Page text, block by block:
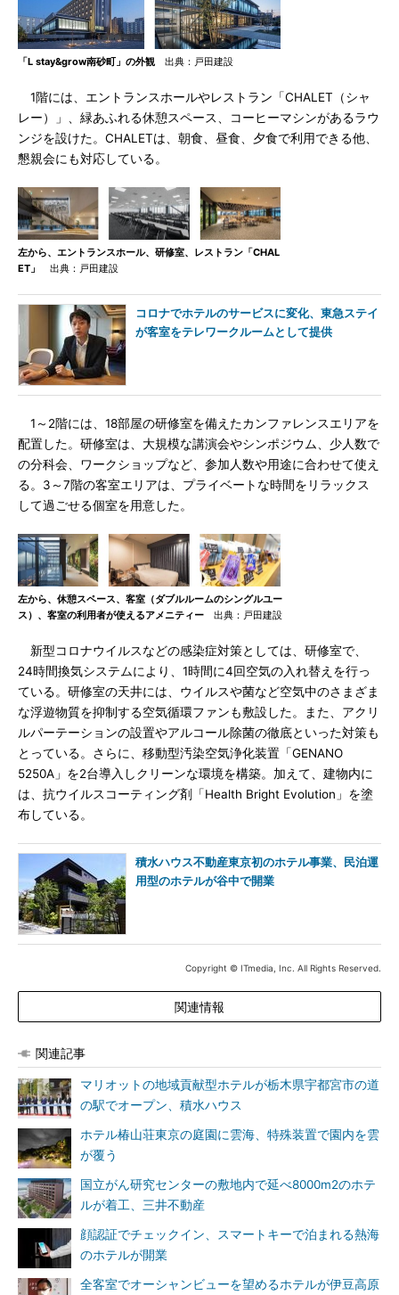
「L stay&grow南砂町」の外観 出典：戸田建設
1階には、エントランスホールやレストラン「CHALET（シャ
レー）」、緑あふれる休憩スペース、コーヒーマシンがあるラウ
ンジを設けた。CHALETは、朝食、昼食、夕食で利用できる他、
懇親会にも対応している。
左から、エントランスホール、研修室、レストラン「CHAL
ET」
出典：戸田建設
コロナでホテルのサービスに変化、東急ステイ
が客室をテレワークルームとして提供
1～2階には、18部屋の研修室を備えたカンファレンスエリアを
配置した。研修室は、大規模な講演会やシンポジウム、少人数で
の分科会、ワークショップなど、参加人数や用途に合わせて使え
る。3～7階の客室エリアは、プライベートな時間をリラックス
して過ごせる個室を用意した。
左から、休憩スペース、客室（ダブルルームのシングルユー
ス）、客室の利用者が使えるアメニティー 出典：戸田建設
新型コロナウイルスなどの感染症対策としては、研修室で、
24時間換気システムにより、1時間に4回空気の入れ替えを行っ
ている。研修室の天井には、ウイルスや菌など空気中のさまざま
な浮遊物質を抑制する空気循環ファンも敷設した。また、アクリ
ルパーテーションの設置やアルコール除菌の徹底といった対策も
とっている。さらに、移動型汚染空気浄化装置「GENANO
5250A」を2台導入しクリーンな環境を構築。加えて、建物内に
は、抗ウイルスコーティング剤「Health Bright Evolution」を塗
布している。
積水ハウス不動産東京初のホテル事業、民泊運
用型のホテルが谷中で開業
Copyright © ITmedia, Inc. All Rights Reserved.
関連情報
関連記事
マリオットの地域貢献型ホテルが栃木県宇都宮市の道
の駅でオープン、積水ハウス
ホテル椿山荘東京の庭園に雲海、特殊装置で園内を雲
が覆う
国立がん研究センターの敷地内で延べ8000m2のホテ
ルが着工、三井不動産
顔認証でチェックイン、スマートキーで泊まれる熱海
のホテルが開業
全客室でオーシャンビューを望めるホテルが伊豆高原